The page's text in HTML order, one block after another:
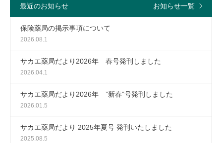
最近のお知らせ お知らせ一覧
保険薬局の掲示事項について
2026.08.1
サカエ薬局だより2026年 春号発刊しました
2026.04.1
サカエ薬局だより2026年 ”新春”号発刊しました
2026.01.5
サカエ薬局だより 2025年夏号 発刊いたしました
2025.08.5